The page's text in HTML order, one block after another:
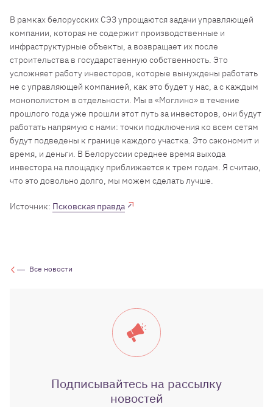
В рамках белорусских СЭЗ упрощаются задачи управляющей
компании, которая не содержит производственные и
инфраструктурные объекты, а возвращает их после
строительства в государственную собственность. Это
усложняет работу инвесторов, которые вынуждены работать
не с управляющей компанией, как это будет у нас, а с каждым
монополистом в отдельности. Мы в «Моглино» в течение
прошлого года уже прошли этот путь за инвесторов, они будут
работать напрямую с нами: точки подключения ко всем сетям
будут подведены к границе каждого участка. Это сэкономит и
время, и деньги. В Белоруссии среднее время выхода
инвестора на площадку приближается к трем годам. Я считаю,
что это довольно долго, мы можем сделать лучше.
Источник: Псковская правда
Все новости
Подписывайтесь на рассылку
новостей